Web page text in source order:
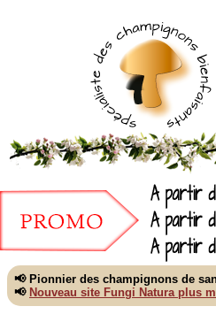
📢 Pionnier des champignons de
📢 Nouveau site Fungi Natura plus